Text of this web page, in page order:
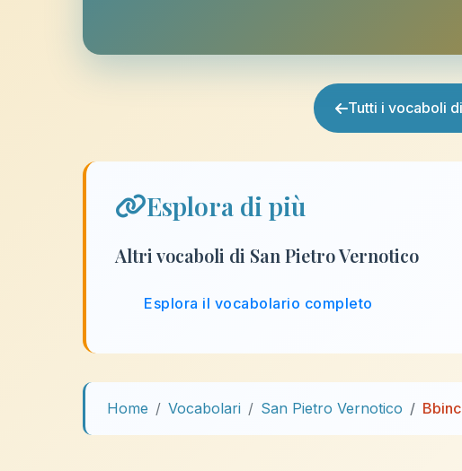
Tutti i vocaboli
Esplora di più
Altri vocaboli di San Pietro Vernotico
Esplora il vocabolario completo
Home Vocabolari San Pietro Vernotico